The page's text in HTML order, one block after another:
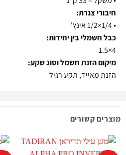
חיבורי צנרת:
•
כבל חשמלי בין יחידות:
4×1.5
מיקום הזנת חשמל וסוג שקע:
הזנת מאייד, תקע רגיל
מוצרים קשורים